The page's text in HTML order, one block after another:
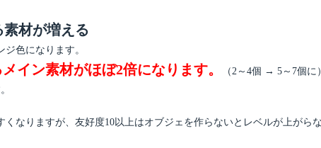
素材が増える
色になります。
イン素材がほぼ2倍になります。
（2～4個 → 5～7個に）
なりますが、友好度10以上はオブジェを作らないとレベルが上がら